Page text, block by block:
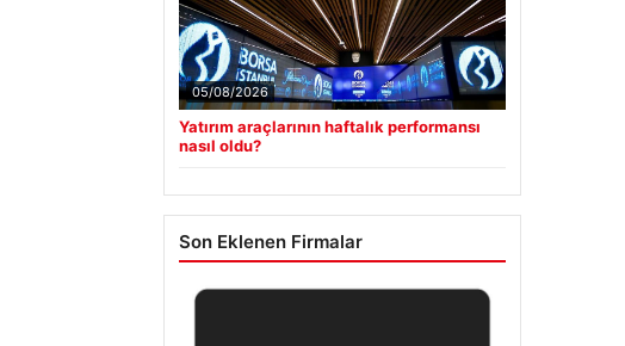
05/08/2026
Yatırım araçlarının haftalık performansı
nasıl oldu?
Son Eklenen Firmalar